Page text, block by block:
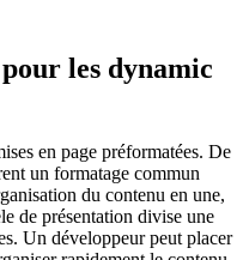
les dynamic
en page préformatées. De
un formatage commun
du contenu en une,
de présentation divise une
Un développeur peut placer